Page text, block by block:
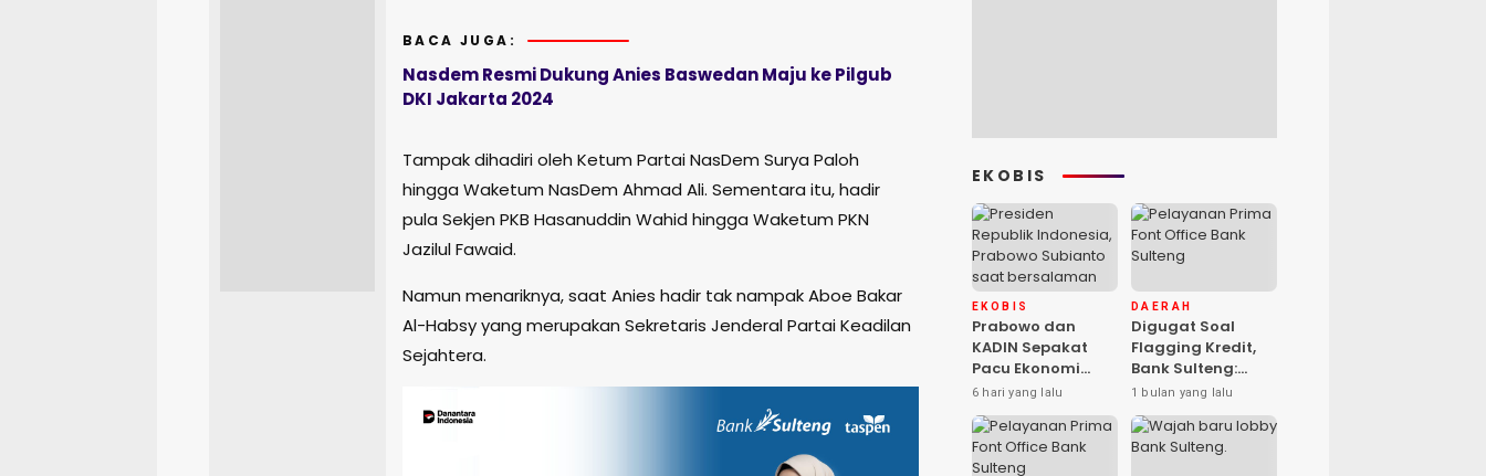
BACA JUGA:
Nasdem Resmi Dukung Anies Baswedan Maju ke Pilgub
DKI Jakarta 2024
Tampak dihadiri oleh Ketum Partai NasDem Surya Paloh
hingga Waketum NasDem Ahmad Ali. Sementara itu, hadir
pula Sekjen PKB Hasanuddin Wahid hingga Waketum PKN
Jazilul Fawaid.
Namun menariknya, saat Anies hadir tak nampak Aboe Bakar
Al-Habsy yang merupakan Sekretaris Jenderal Partai Keadilan
Sejahtera.
EKOBIS
EKOBIS
Prabowo dan
KADIN Sepakat
Pacu Ekonomi
Nasional, Gufran
Ahmad: Sulteng
Siap Ambil Peran
6 hari yang lalu
DAERAH
Digugat Soal
Flagging Kredit,
Bank Sulteng:
Kebijakan Berlaku
untuk Seluruh
Debitur ASN
1 bulan yang lalu